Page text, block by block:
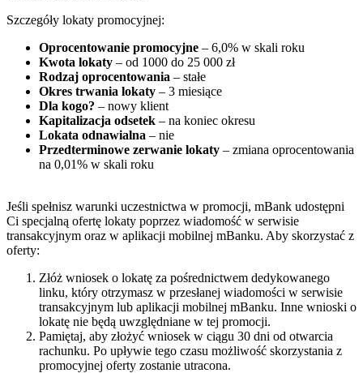
Szczegóły lokaty promocyjnej:
Oprocentowanie promocyjne – 6,0% w skali roku
Kwota lokaty – od 1000 do 25 000 zł
Rodzaj oprocentowania – stałe
Okres trwania lokaty – 3 miesiące
Dla kogo? – nowy klient
Kapitalizacja odsetek – na koniec okresu
Lokata odnawialna – nie
Przedterminowe zerwanie lokaty – zmiana oprocentowania
na 0,01% w skali roku
Jeśli spełnisz warunki uczestnictwa w promocji, mBank udostępni
Ci specjalną ofertę lokaty poprzez wiadomość w serwisie
transakcyjnym oraz w aplikacji mobilnej mBanku. Aby skorzystać z
oferty:
Złóż wniosek o lokatę za pośrednictwem dedykowanego
linku, który otrzymasz w przesłanej wiadomości w serwisie
transakcyjnym lub aplikacji mobilnej mBanku. Inne wnioski o
lokatę nie będą uwzględniane w tej promocji.
Pamiętaj, aby złożyć wniosek w ciągu 30 dni od otwarcia
rachunku. Po upływie tego czasu możliwość skorzystania z
promocyjnej oferty zostanie utracona.